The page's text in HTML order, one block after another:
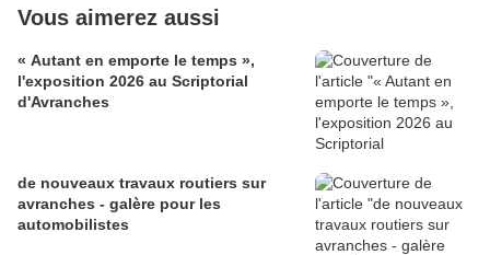
Vous aimerez aussi
« Autant en emporte le temps »,
l'exposition 2026 au Scriptorial
d'Avranches
de nouveaux travaux routiers sur
avranches - galère pour les
automobilistes